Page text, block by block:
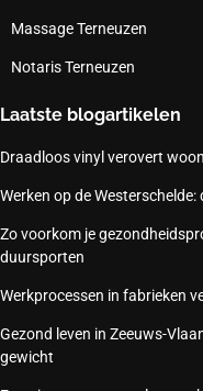
Massage Terneuzen
Notaris Terneuzen
Laatste blogartikelen
Draadloos vinyl verovert
Werken op de
Zo voorkom je
duursporten
Werkprocessen in fabrieken
Gezond leven in Zeeuws-
gewicht